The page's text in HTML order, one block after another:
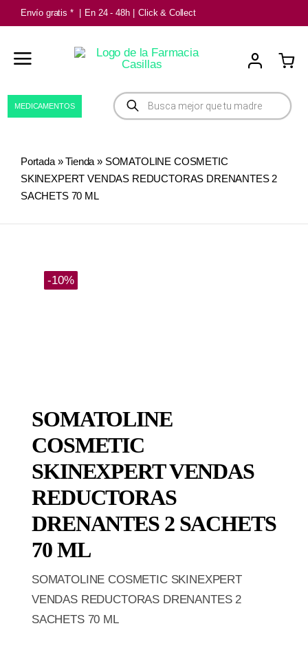
Saltar
al
contenido
Envío gratis * En 24 - 48h Click & Collect
Búsqueda
de
productos
MEDICAMENTOS
Portada»Tienda » SOMATOLINE COSMETIC
SKINEXPERT VENDAS REDUCTORAS DRENANTES 2
SACHETS 70 ML
-10%
SOMATOLINE
COSMETIC
SKINEXPERT VENDAS
REDUCTORAS
DRENANTES 2 SACHETS
70 ML
SOMATOLINE COSMETIC SKINEXPERT
VENDAS REDUCTORAS DRENANTES 2
SACHETS 70 ML